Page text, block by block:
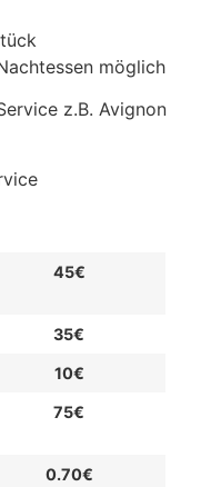
möglich
z.B. Avignon
45€
35€
10€
75€
0.70€